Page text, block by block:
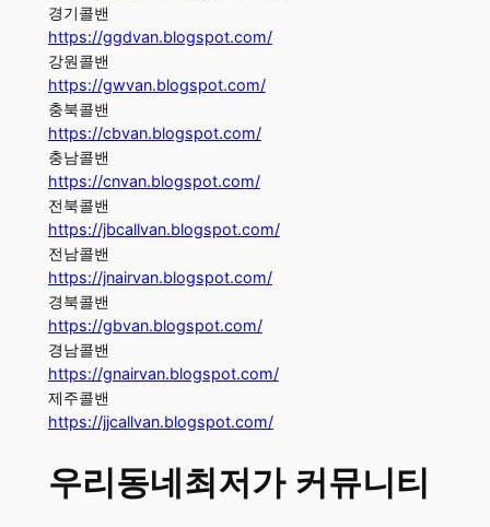
경기콜밴
https://ggdvan.blogspot.com/
강원콜밴
https://gwvan.blogspot.com/
충북콜밴
https://cbvan.blogspot.com/
충남콜밴
https://cnvan.blogspot.com/
전북콜밴
https://jbcallvan.blogspot.com/
전남콜밴
https://jnairvan.blogspot.com/
경북콜밴
https://gbvan.blogspot.com/
경남콜밴
https://gnairvan.blogspot.com/
제주콜밴
https://jjcallvan.blogspot.com/
우리동네최저가 커뮤니티